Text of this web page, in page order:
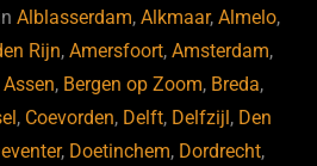
Alblasserdam,Alkmaar,Almelo,
Rijn,Amersfoort,Amsterdam,
Assen, Bergen op Zoom, Breda,
, Coevorden, Delft, Delfzijl, Den
, Doetinchem, Dordrecht,